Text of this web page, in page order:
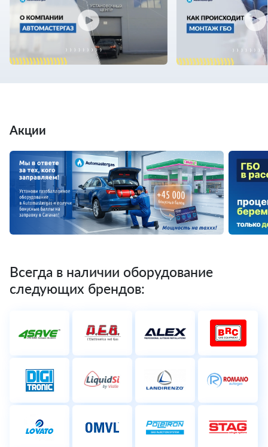
Акции
Всегда в наличии оборудование
следующих брендов: